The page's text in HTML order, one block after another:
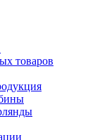
товаров